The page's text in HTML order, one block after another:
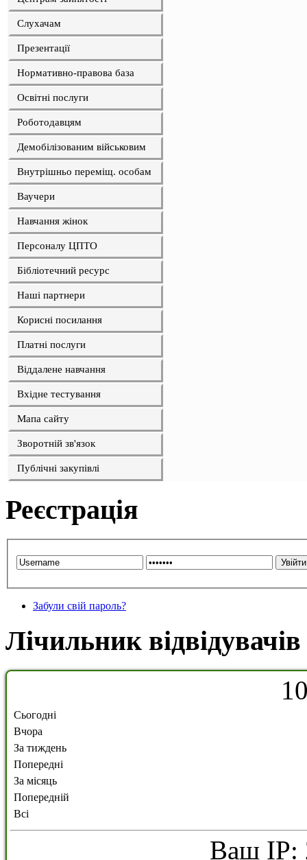
Слухачам
Презентації
Нормативно-правова база
Освітні послуги
Роботодавцям
Демобілізованим військовим
Внутрішньо переміщ. особам
Ваучери
Навчання жінок
Персоналу ЦПТО
Бібліотечний ресурс
Наші партнери
Корисні посилання
Платні послуги
Віддалене навчання
Вхідне тестування
Мапа сайту
Зворотній зв'язок
Публічні закупівлі
Реєстрація
Забули свій пароль?
Лічильник відвідувачів
1
Сьогодні
Вчора
За тиждень
Попередні
За місяць
Попередній
Всі
Ваш IP: